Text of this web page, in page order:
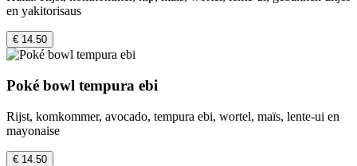
en yakitorisaus
€ 14.50
Poké bowl tempura ebi
Rijst, komkommer, avocado, tempura ebi, wortel, maïs, lente-ui en
mayonaise
€ 14.50